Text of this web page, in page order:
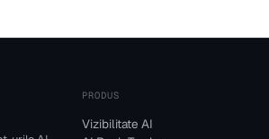
PRODUS
Vizibilitate AI